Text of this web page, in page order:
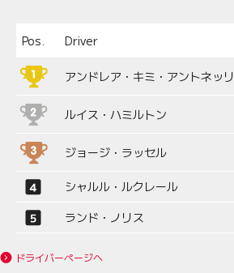
Pos. Driver
アンドレア・キミ・アントネッリ
ルイス・ハミルトン
ジョージ・ラッセル
シャルル・ルクレール
ランド・ノリス
ドライバーページへ